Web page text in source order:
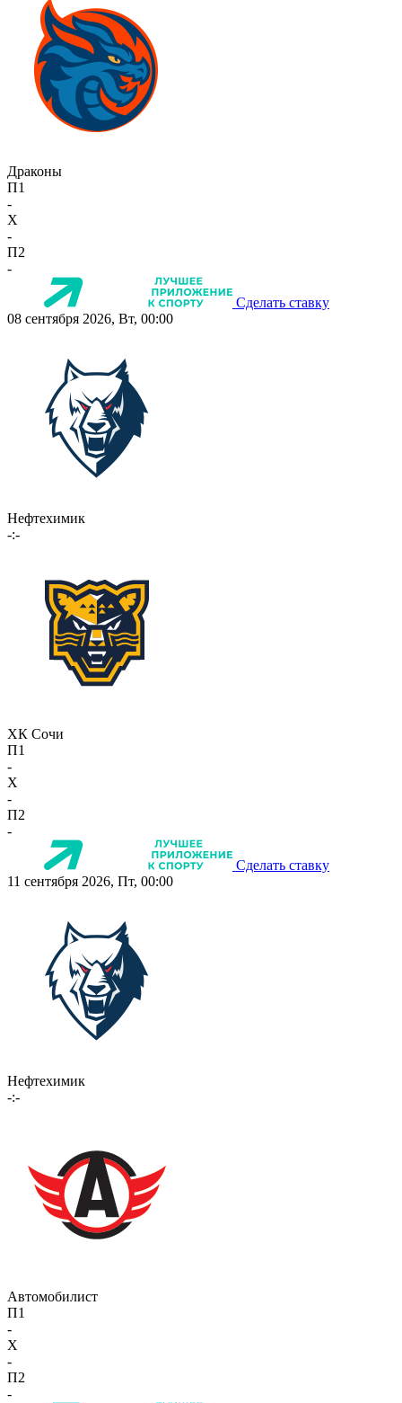
Драконы
П1
-
X
-
П2
-
Сделать ставку
08 сентября 2026, Вт, 00:00
Нефтехимик
-:-
ХК Сочи
П1
-
X
-
П2
-
Сделать ставку
11 сентября 2026, Пт, 00:00
Нефтехимик
-:-
Автомобилист
П1
-
X
-
П2
-